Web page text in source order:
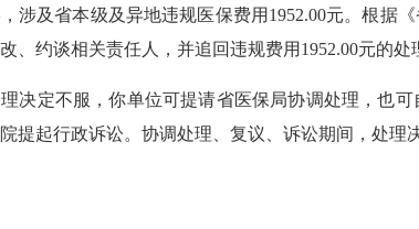
涉及省本级及异地违规医保费用1952.00元。根据
、约谈相关责任人，并追回违规费用1952.00元的
定不服，你单位可提请省医保局协调处理，也可
提起行政诉讼。协调处理、复议、诉讼期间，处理